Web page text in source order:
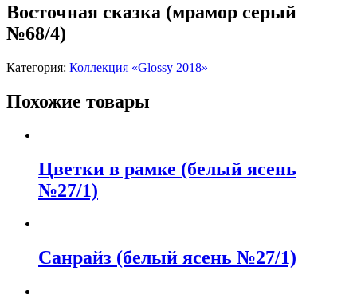
Восточная сказка (мрамор серый
№68/4)
Категория: Коллекция «Glossy 2018»
Похожие товары
Цветки в рамке (белый ясень
№27/1)
Санрайз (белый ясень №27/1)